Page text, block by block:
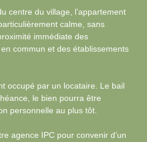
centre du village, l’appartement
calme, sans
immédiate des
commun et des établissements
occupé par un locataire. Le bail
le bien pourra être
personnelle au plus tôt.
agence IPC pour convenir d’un